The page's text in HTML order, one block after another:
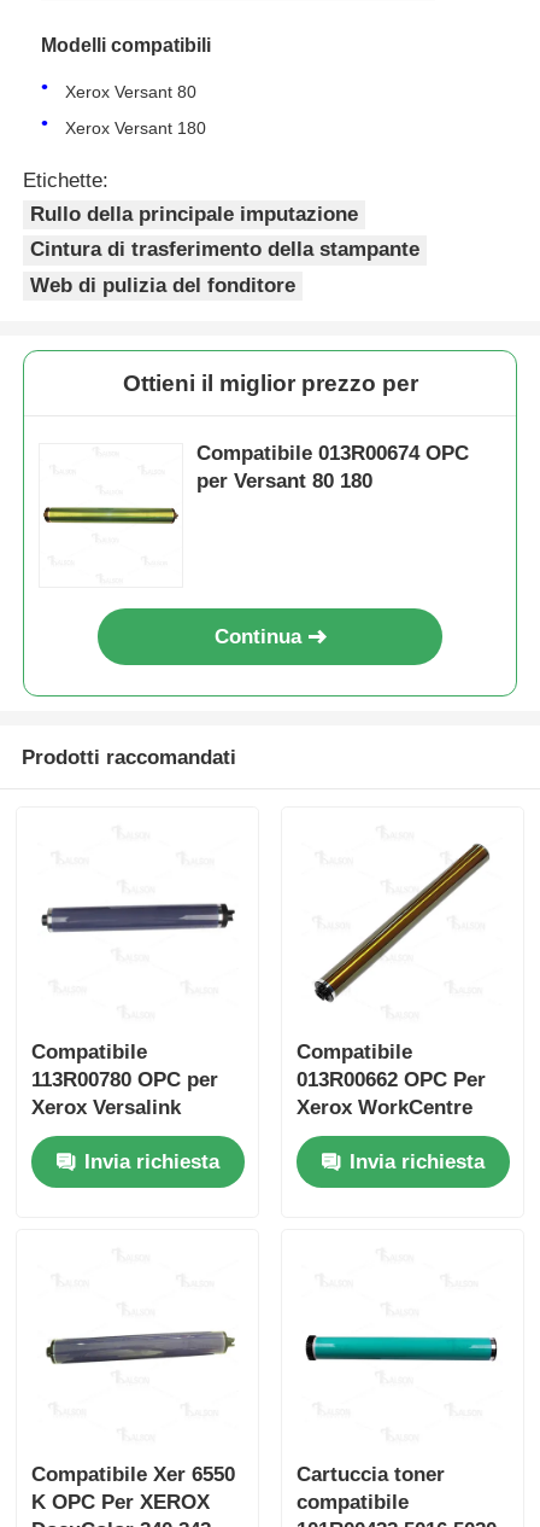
Prodotti
Contattaci
notizie
HP TONER CHIP
Chip toner Lexmark
Modelli compatibili
Xerox Versant 80
Xerox Versant 180
Etichette:
Rullo della principale imputazione
Cintura di trasferimento della stampante
Web di pulizia del fonditore
Ottieni il miglior prezzo per
Compatibile 013R00674 OPC
per Versant 80 180
Continua
Prodotti raccomandati
Compatibile
113R00780 OPC per
Xerox Versalink
C7020 c7025 C7030
C7000Invia richiesta
Compatibile
013R00662 OPC Per
Xerox WorkCentre
7525 7530 7535
Invia richiesta
Compatibile Xer 6550
K OPC Per XEROX
Cartuccia toner
compatibile